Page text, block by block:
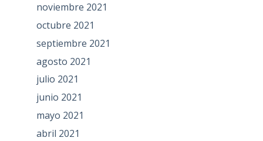
noviembre 2021
octubre 2021
septiembre 2021
agosto 2021
julio 2021
junio 2021
mayo 2021
abril 2021